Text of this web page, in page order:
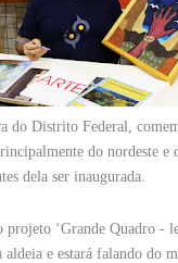
Distrito Federal,
do nordeste
dela ser inaugurada.
‘Grande Quadro -
e estará falando do